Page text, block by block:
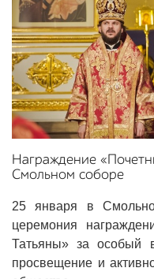
Награждение
Смольном соборе
25 января в
церемония
Татьяны» за особый
просвещение и